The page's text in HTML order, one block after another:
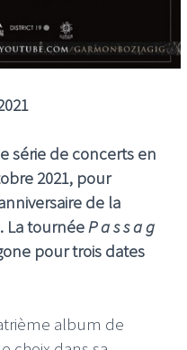
série de concerts en
2021, pour
de la
. La tournée P a s s a g
pour trois dates
album de